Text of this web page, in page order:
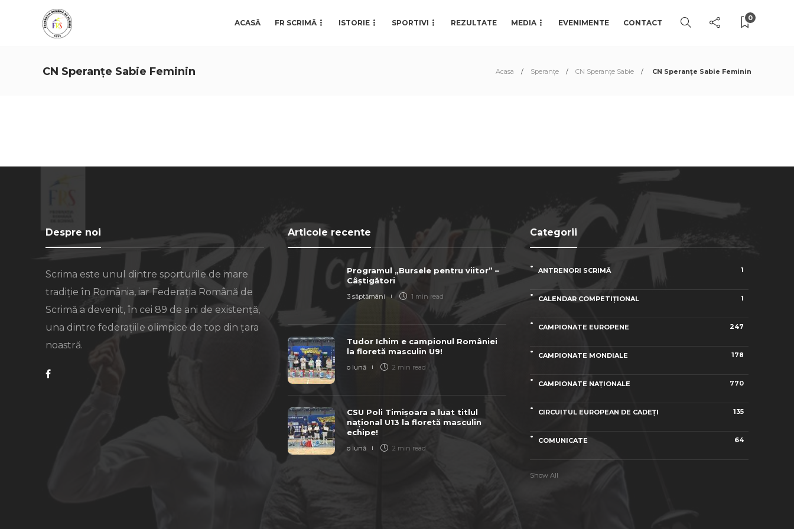
ACASĂ FR SCRIMĂ ISTORIE SPORTIVI REZULTATE MEDIA EVENIMENTE CONTACT
0
CN Speranţe Sabie Feminin Acasa Speranțe CN Speranţe Sabie CN Speranţe Sabie Feminin
Despre noi
Scrima este unul dintre sporturile de mare
tradiție în România, iar Federația Română de
Scrimă a devenit, în cei 89 de ani de existență,
una dintre federațiile olimpice de top din țara
noastră.
Articole recente
Programul „Bursele pentru viitor” –
Câștigători
3 săptămâni 1 min read
Tudor Ichim e campionul României
la floretă masculin U9!
o lună 2 min read
CSU Poli Timișoara a luat titlul
național U13 la floretă masculin
echipe!
o lună 2 min read
Categorii
ANTRENORI SCRIMĂ 1
CALENDAR COMPETIȚIONAL 1
CAMPIONATE EUROPENE 247
CAMPIONATE MONDIALE 178
CAMPIONATE NAȚIONALE 770
CIRCUITUL EUROPEAN DE CADEȚI 135
COMUNICATE 64
Show All